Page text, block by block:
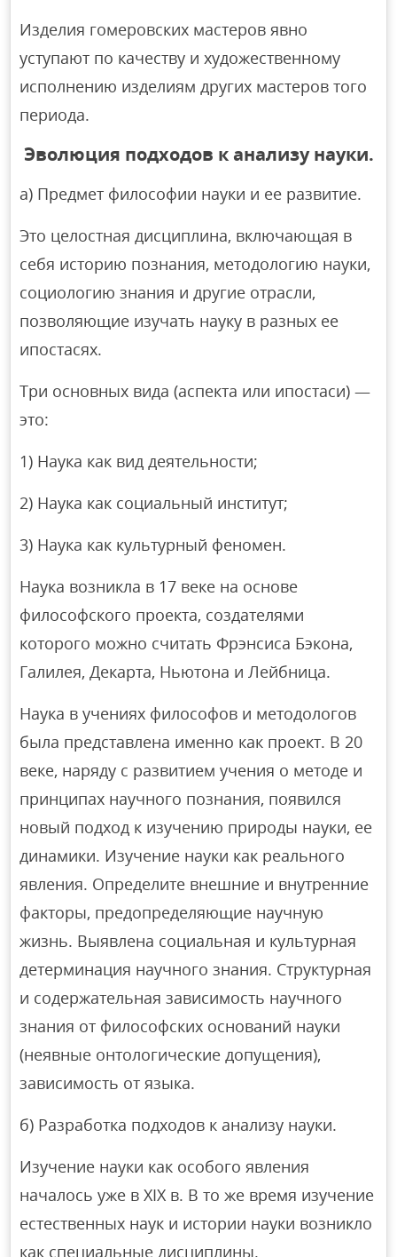
Изделия гомеровских мастеров явно
уступают по качеству и художественному
исполнению изделиям других мастеров того
периода.
Эволюция подходов к анализу науки.
a) Предмет философии науки и ее развитие.
Это целостная дисциплина, включающая в
себя историю познания, методологию науки,
социологию знания и другие отрасли,
позволяющие изучать науку в разных ее
ипостасях.
Три основных вида (аспекта или ипостаси) —
это:
1) Наука как вид деятельности;
2) Наука как социальный институт;
3) Наука как культурный феномен.
Наука возникла в 17 веке на основе
философского проекта, создателями
которого можно считать Фрэнсиса Бэкона,
Галилея, Декарта, Ньютона и Лейбница.
Наука в учениях философов и методологов
была представлена именно как проект. В 20
веке, наряду с развитием учения о методе и
принципах научного познания, появился
новый подход к изучению природы науки, ее
динамики. Изучение науки как реального
явления. Определите внешние и внутренние
факторы, предопределяющие научную
жизнь. Выявлена социальная и культурная
детерминация научного знания. Структурная
и содержательная зависимость научного
знания от философских оснований науки
(неявные онтологические допущения),
зависимость от языка.
б) Разработка подходов к анализу науки.
Изучение науки как особого явления
началось уже в XIX в. В то же время изучение
естественных наук и истории науки возникло
как специальные дисциплины.